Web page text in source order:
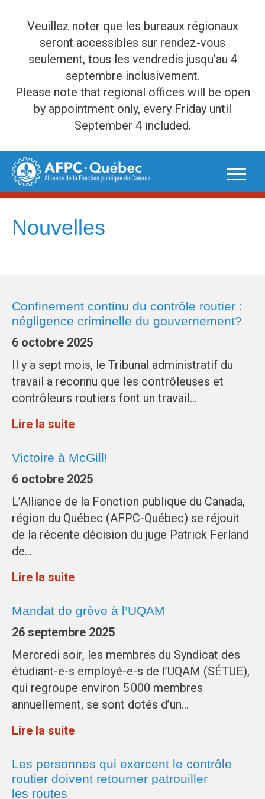
Veuillez noter que les bureaux régionaux
seront accessibles sur rendez-vous
seulement, tous les vendredis jusqu'au 4
septembre inclusivement.
Please note that regional offices will be open
by appointment only, every Friday until
September 4 included.
Skip
content
Nouvelles
Confinement continu du contrôle routier :
négligence criminelle du gouvernement?
6 octobre 2025
Il y a sept mois, le Tribunal administratif du
travail a reconnu que les contrôleuses et
contrôleurs routiers font un travail…
Lire la suite
Victoire à McGill!
6 octobre 2025
L’Alliance de la Fonction publique du Canada,
région du Québec (AFPC-Québec) se réjouit
de la récente décision du juge Patrick Ferland
de…
Lire la suite
Mandat de grève à l’UQAM
26 septembre 2025
Mercredi soir, les membres du Syndicat des
étudiant-e-s employé-e-s de l’UQAM (SÉTUE),
qui regroupe environ 5 000 membres
annuellement, se sont dotés d’un…
Lire la suite
Les personnes qui exercent le contrôle
routier doivent retourner patrouiller
les routes